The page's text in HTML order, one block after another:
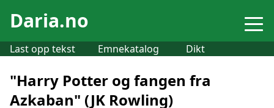
Daria.no
Last opp tekst Emnekatalog Dikt
"Harry Potter og fangen fra
Azkaban" (JK Rowling)